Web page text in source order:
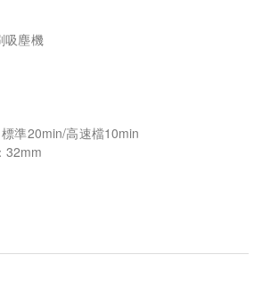
吸塵機
準20min/高速檔10min
32mm